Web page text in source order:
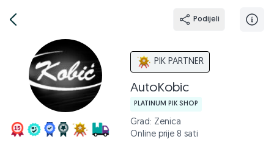
Podijeli
PIK PARTNER
AutoKobic
PLATINUM PIK SHOP
Grad: Zenica
Online prije 8 sati